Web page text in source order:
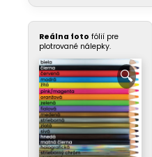
Reálna foto fólií pre
plotrované nálepky.